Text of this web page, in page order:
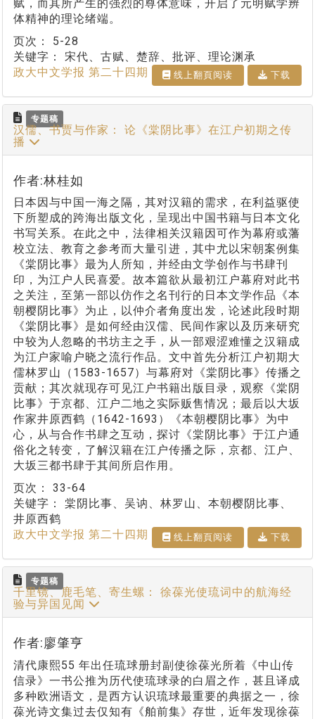
赋，而其所产生的强烈的尊体意味，开启了元明赋学辨
体精神的理论绪端。
页次： 5-28
关键字： 宋代、古赋、楚辞、批评、理论渊承
政大中文学报 第二十四期
线上翻⾴阅读 下载
专题稿
汉儒、书贾与作家： 论《棠阴比事》在江户初期之传
播
作者:林桂如
日本因与中国一海之隔，其对汉籍的需求，在利益驱使
下所塑成的跨海出版文化，呈现出中国书籍与日本文化
书写关系。在此之中，法律相关汉籍因可作为幕府或藩
校立法、教育之参考而大量引进，其中尤以宋朝案例集
《棠阴比事》最为人所知，并经由文学创作与书肆刊
印，为江户人民喜爱。故本篇欲从最初江户幕府对此书
之关注，至第一部以仿作之名刊行的日本文学作品《本
朝樱阴比事》为止，以仲介者角度出发，论述此段时期
《棠阴比事》是如何经由汉儒、民间作家以及历来研究
中较为人忽略的书坊主之手，从一部艰涩难懂之汉籍成
为江户家喻户晓之流行作品。文中首先分析江户初期大
儒林罗山（1583-1657）与幕府对《棠阴比事》传播之
贡献；其次就现存可见江户书籍出版目录，观察《棠阴
比事》于京都、江户二地之实际贩售情况；最后以大坂
作家井原西鹤（1642-1693）《本朝樱阴比事》为中
心，从与合作书肆之互动，探讨《棠阴比事》于江户通
俗化之转变，了解汉籍在江户传播之际，京都、江户、
大坂三都书肆于其间所启作用。
页次： 33-64
关键字： 棠阴比事、吴讷、林罗山、本朝樱阴比事、
井原西鹤
政大中文学报 第二十四期
线上翻⾴阅读 下载
专题稿
千里镜、鹿毛笔、寄生螺： 徐葆光使琉词中的航海经
验与异国见闻
作者:廖肇亨
清代康熙55 年出任琉球册封副使徐葆光所着《中山传
信录》一书公推为历代使琉球录的白眉之作，甚且译成
多种欧洲语文，是西方认识琉球最重要的典据之一，徐
葆光诗文集过去仅知有《舶前集》存世，近年发现徐葆